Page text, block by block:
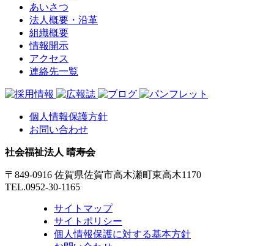
あいさつ
法人概要・沿革
組織概要
情報開示
アクセス
連絡先一覧
個人情報保護方針
お問い合わせ
社会福祉法人 晴寿会
〒849-0916 佐賀県佐賀市高木瀬町東高木1170
TEL.0952-30-1165
サイトマップ
サイトポリシー
個人情報保護に対する基本方針